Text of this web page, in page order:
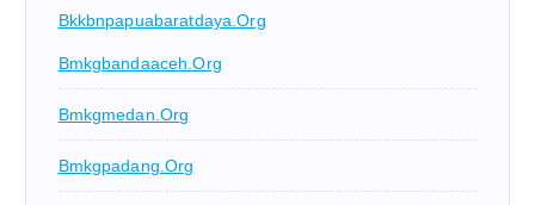
Bkkbnpapuabaratdaya.org
Bmkgbandaaceh.org
Bmkgmedan.org
Bmkgpadang.org